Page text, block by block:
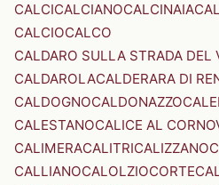
CALCICALCIANOCALCINAIA
CALCIOCALCO
CALDARO SULLA STRADA DEL
CALDAROLACALDERARA DI
CALDOGNOCALDONAZZO
CALESTANOCALICE AL
CALIMERACALITRICALIZZANO
CALLIANOCALOLZIOCORTE